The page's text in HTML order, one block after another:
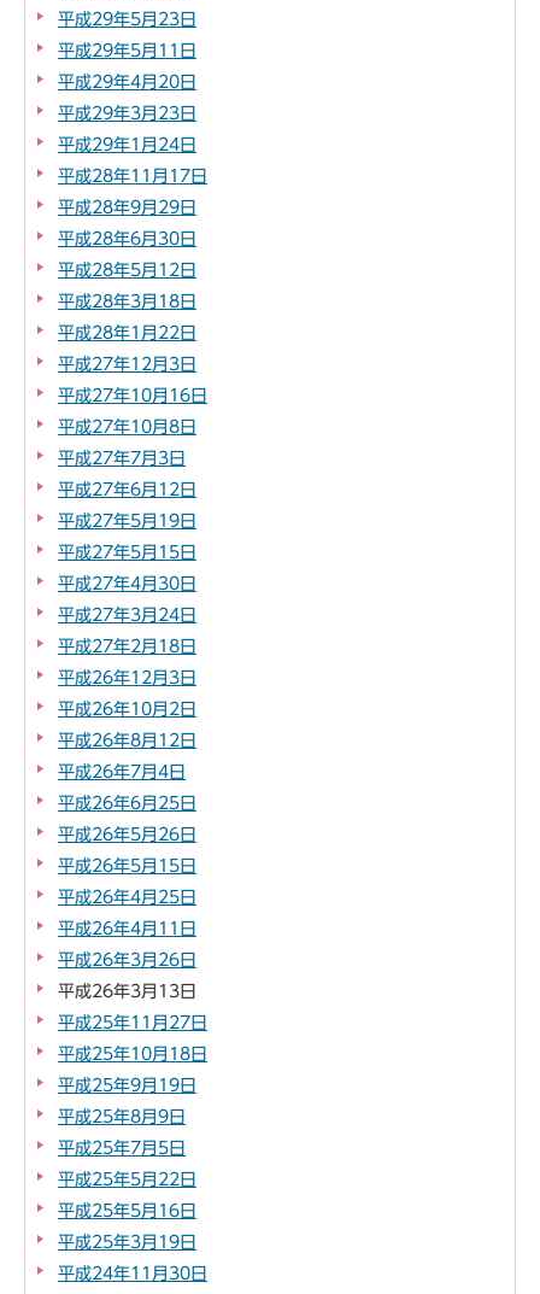
平成29年5月23日
平成29年5月11日
平成29年4月20日
平成29年3月23日
平成29年1月24日
平成28年11月17日
平成28年9月29日
平成28年6月30日
平成28年5月12日
平成28年3月18日
平成28年1月22日
平成27年12月3日
平成27年10月16日
平成27年10月8日
平成27年7月3日
平成27年6月12日
平成27年5月19日
平成27年5月15日
平成27年4月30日
平成27年3月24日
平成27年2月18日
平成26年12月3日
平成26年10月2日
平成26年8月12日
平成26年7月4日
平成26年6月25日
平成26年5月26日
平成26年5月15日
平成26年4月25日
平成26年4月11日
平成26年3月26日
平成26年3月13日
平成25年11月27日
平成25年10月18日
平成25年9月19日
平成25年8月9日
平成25年7月5日
平成25年5月22日
平成25年5月16日
平成25年3月19日
平成24年11月30日